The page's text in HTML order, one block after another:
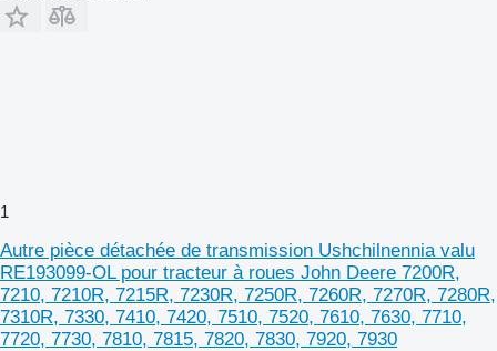
1
Autre pièce détachée de transmission Ushchilnennia valu
RE193099-OL pour tracteur à roues John Deere 7200R,
7210, 7210R, 7215R, 7230R, 7250R, 7260R, 7270R, 7280R,
7310R, 7330, 7410, 7420, 7510, 7520, 7610, 7630, 7710,
7720, 7730, 7810, 7815, 7820, 7830, 7920, 7930